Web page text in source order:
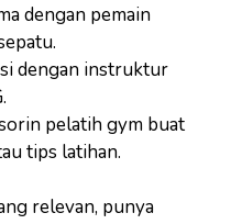
dengan pemain
dengan instruktur
pelatih gym buat
tips latihan.
relevan, punya